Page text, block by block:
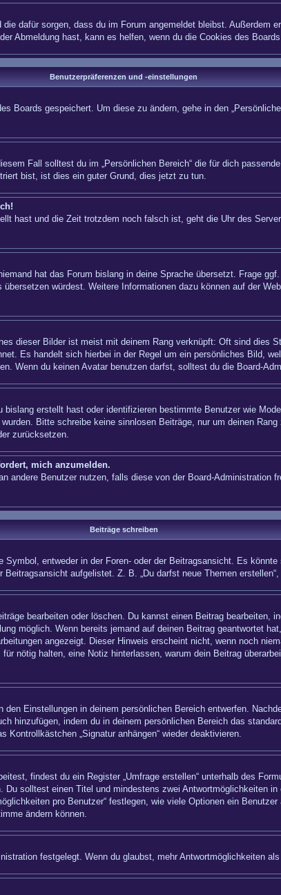
dafür sorgen, dass du im Forum angemeldet bleibst. Außerdem
Abmeldung hast, kann es helfen, wenn du die Cookies des
Benutzerpräferenzen und -einstellungen
Boards gespeichert. Um diese zu ändern, gehe in den
Fall solltest du im „Persönlichen Bereich“ die für dich
bist, ist dies ein guter Grund, dies jetzt zu tun.
hast und die Zeit trotzdem noch falsch ist, geht die Uhr des
hat das Forum bislang in deine Sprache übersetzt. Frage
würdest. Weitere Informationen dazu können auf der
dieser Bilder ist meist mit deinem Rang verknüpft: Oft sind dies
Es handelt sich hierbei in der Regel um ein persönliches Bild,
Wenn du keinen Avatar benutzen darfst, solltest du die Board-
erstellt hast oder identifizieren bestimmte Benutzer wie
Bitte schreibe keine sinnlosen Beiträge, nur um deinen
zurücksetzen.
mich anzumelden.
andere Benutzer nutzen, falls diese von der Board-Administration
Beiträge schreiben
entweder in der Foren- oder der Beitragsansicht. Es
aufgelistet. Z. B. „Du darfst neue Themen
bearbeiten oder löschen. Du kannst einen Beitrag bearbeiten,
möglich. Wenn bereits jemand auf deinen Beitrag geantwortet
angezeigt. Dieser Hinweis erscheint nicht, wenn noch
nötig halten, eine Notiz hinterlassen, warum dein Beitrag
Einstellungen in deinem persönlichen Bereich entwerfen.
hinzufügen, indem du in deinem persönlichen Bereich das
„Signatur anhängen“ wieder deaktivieren.
findest du ein Register „Umfrage erstellen“ unterhalb des
solltest einen Titel und mindestens zwei Antwortmöglichkeiten
pro Benutzer“ festlegen, wie viele Optionen ein
ändern können.
festgelegt. Wenn du glaubst, mehr Antwortmöglichkeiten